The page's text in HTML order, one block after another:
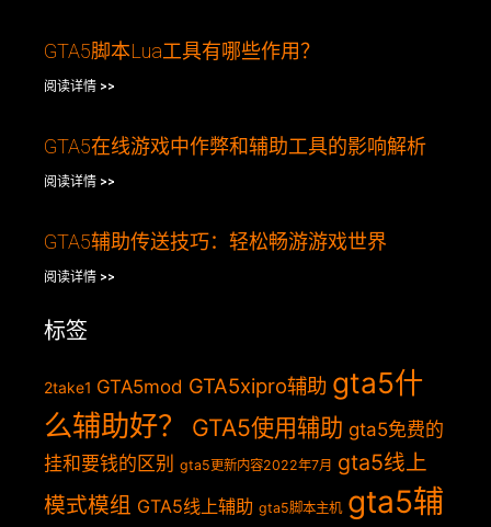
GTA5脚本Lua工具有哪些作用？
阅读详情 >>
GTA5在线游戏中作弊和辅助工具的影响解析
阅读详情 >>
GTA5辅助传送技巧：轻松畅游游戏世界
阅读详情 >>
标签
2take1 GTA5mod GTA5xipro辅助 gta5什
么辅助好？
GTA5使用辅助 gta5免费的
挂和要钱的区别
gta5更新内容2022年7月 gta5线上
模式模组 GTA5线上辅助 gta5脚本主机 gta5辅